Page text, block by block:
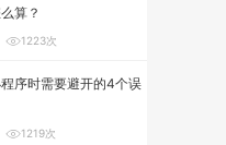
算？
1223次
序时需要避开的4个误
1219次